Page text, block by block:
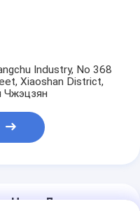
Industry, No 368
Xiaoshan District,
Чжэцзян
Цену Для